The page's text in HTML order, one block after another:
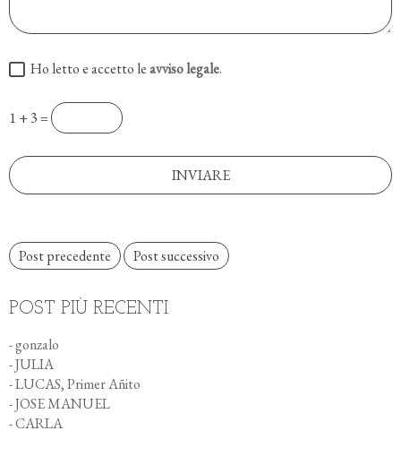
Ho letto e accetto leavviso legale.
1 + 3 =
Post precedente Post successivo
POST PIÙ RECENTI
- gonzalo
- JULIA
- LUCAS, Primer Añito
- JOSE MANUEL
- CARLA